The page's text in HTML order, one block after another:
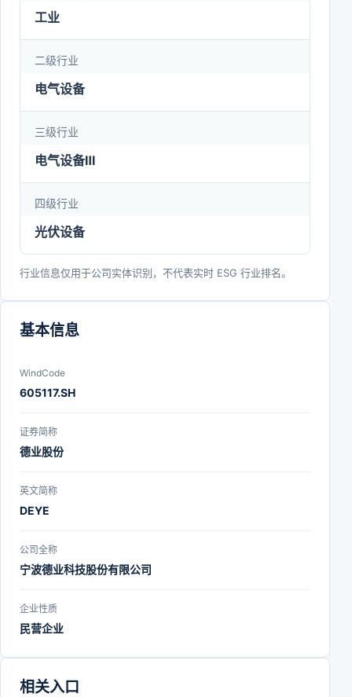
阔的市场优势和强大的互联网科技资源，使德业品牌
的创新者与引领者，实现公司产业多元化发展，实现
产品配套和自主品牌双核驱动，实现“成为高端光伏
新能源生态链领军者”的美好愿景。
工业
二级行业
电气设备
三级行业
电气设备Ⅲ
四级行业
光伏设备
行业信息仅用于公司实体识别，不代表实时 ESG 行业排名。
基本信息
WindCode
605117.SH
证券简称
德业股份
英文简称
DEYE
公司全称
宁波德业科技股份有限公司
企业性质
民营企业
相关入口